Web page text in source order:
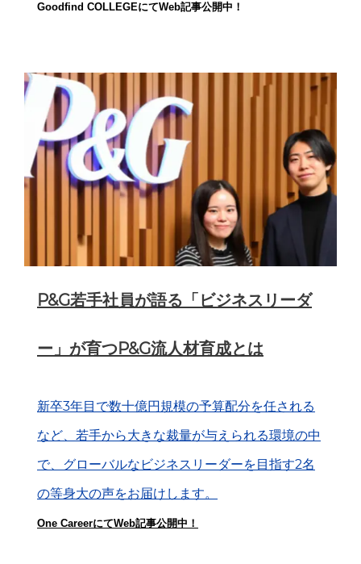
Goodfind COLLEGEにてWeb記事公開中！
P&G若手社員が語る「ビジネスリーダ
ー」が育つP&G流人材育成とは
新卒3年目で数十億円規模の予算配分を任される
など、若手から大きな裁量が与えられる環境の中
で、グローバルなビジネスリーダーを目指す2名
の等身大の声をお届けします。
One CareerにてWeb記事公開中！